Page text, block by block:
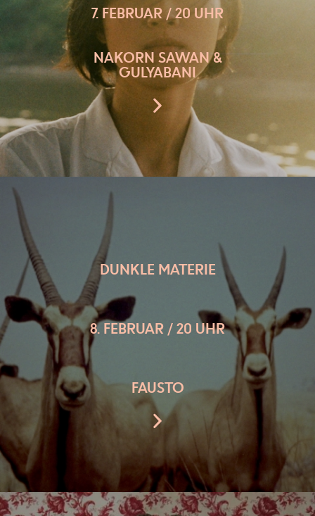
7. FEBRUAR / 20 UHR
NAKORN SAWAN &
GULYABANI
DUNKLE MATERIE
8. FEBRUAR / 20 UHR
FAUSTO